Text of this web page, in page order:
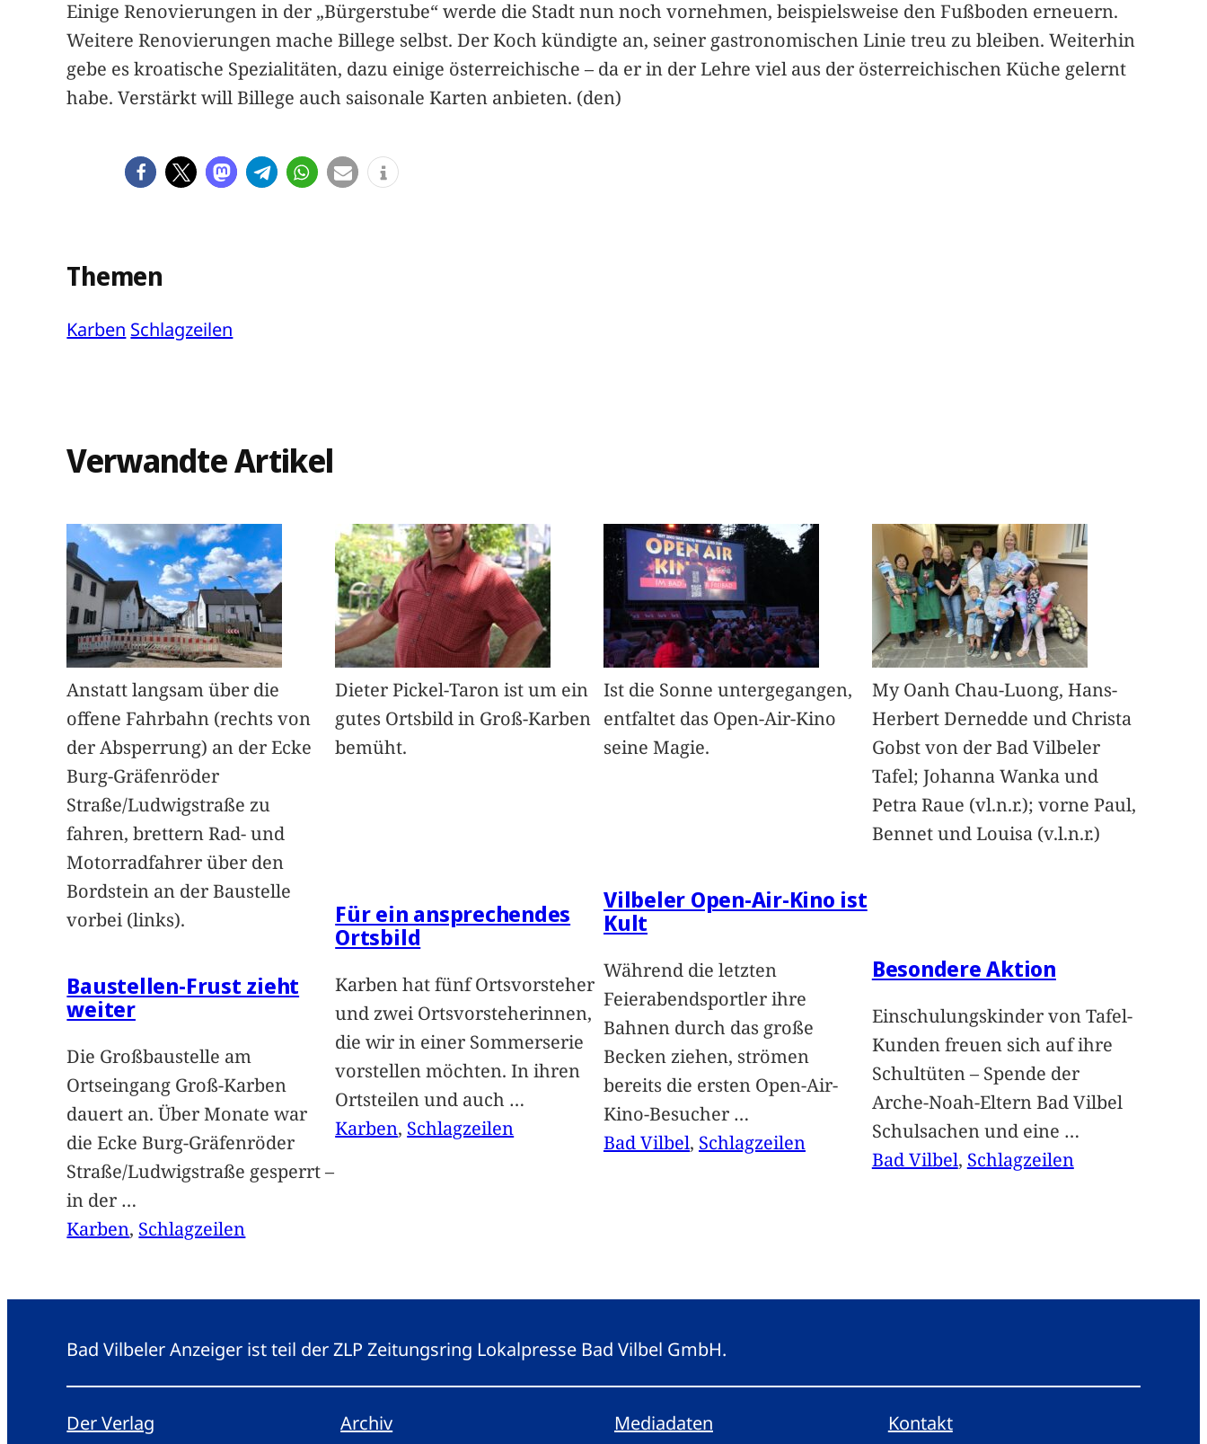
Einige Renovierungen in der „Bürgerstube“ werde die Stadt nun noch vornehmen, beispielsweise den Fußboden erneuern.
Weitere Renovierungen mache Billege selbst. Der Koch kündigte an, seiner gastronomischen Linie treu zu bleiben. Weiterhin
gebe es kroatische Spezialitäten, dazu einige österreichische – da er in der Lehre viel aus der österreichischen Küche gelernt
habe. Verstärkt will Billege auch saisonale Karten anbieten. (den)
Themen
Karben Schlagzeilen
Verwandte Artikel
Anstatt langsam über die
offene Fahrbahn (rechts von
der Absperrung) an der Ecke
Burg-Gräfenröder
Straße/Ludwigstraße zu
fahren, brettern Rad- und
Motorradfahrer über den
Bordstein an der Baustelle
vorbei (links).
Baustellen-Frust zieht
weiter
Die Großbaustelle am
Ortseingang Groß-Karben
dauert an. Über Monate war
die Ecke Burg-Gräfenröder
Straße/Ludwigstraße gesperrt –
in der …
Karben, Schlagzeilen
Dieter Pickel-Taron ist um ein
gutes Ortsbild in Groß-Karben
bemüht.
Für ein ansprechendes
Ortsbild
Karben hat fünf Ortsvorsteher
und zwei Ortsvorsteherinnen,
die wir in einer Sommerserie
vorstellen möchten. In ihren
Ortsteilen und auch …
Karben, Schlagzeilen
Ist die Sonne untergegangen,
entfaltet das Open-Air-Kino
seine Magie.
Vilbeler Open-Air-Kino ist
Kult
Während die letzten
Feierabendsportler ihre
Bahnen durch das große
Becken ziehen, strömen
bereits die ersten Open-Air-
Kino-Besucher …
Bad Vilbel, Schlagzeilen
My Oanh Chau-Luong, Hans-
Herbert Dernedde und Christa
Gobst von der Bad Vilbeler
Tafel; Johanna Wanka und
Petra Raue (vl.n.r.); vorne Paul,
Bennet und Louisa (v.l.n.r.)
Besondere Aktion
Einschulungskinder von Tafel-
Kunden freuen sich auf ihre
Schultüten – Spende der
Arche-Noah-Eltern Bad Vilbel
Schulsachen und eine …
Bad Vilbel, Schlagzeilen
Bad Vilbeler Anzeiger ist teil der ZLP Zeitungsring Lokalpresse Bad Vilbel GmbH.
Der Verlag Archiv Mediadaten Kontakt